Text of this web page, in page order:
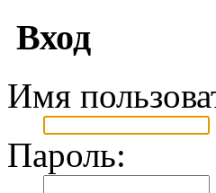
Вход
Имя
Пароль: